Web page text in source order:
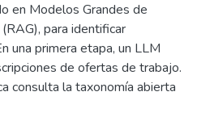
en Modelos Grandes de
para identificar
una primera etapa, un LLM
de ofertas de trabajo.
consulta la taxonomía abierta